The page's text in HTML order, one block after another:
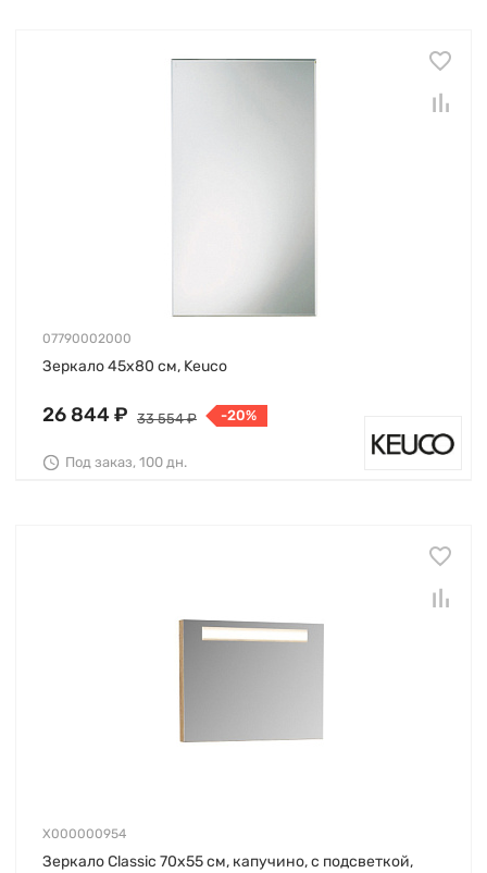
07790002000
Зеркало 45х80 см, Keuco
26 844 ₽ 33 554 ₽ -20%
Под заказ, 100 дн.
X000000954
Зеркало Classic 70х55 см, капучино, с подсветкой,